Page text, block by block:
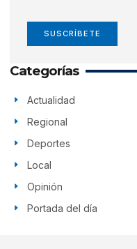
SUSCRÍBETE
Categorías
Actualidad
Regional
Deportes
Local
Opinión
Portada del día